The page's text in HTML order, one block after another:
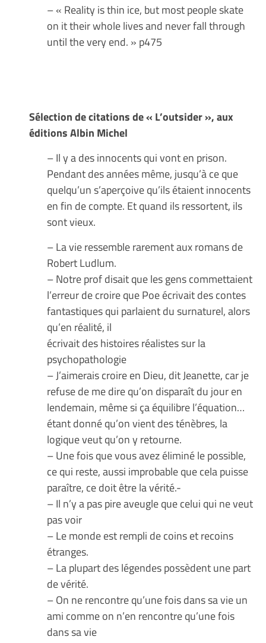
– « Reality is thin ice, but most people skate
on it their whole lives and never fall through
until the very end. » p475
Sélection de citations de « L’outsider », aux
éditions Albin Michel
– Il y a des innocents qui vont en prison.
Pendant des années même, jusqu’à ce que
quelqu’un s’aperçoive qu’ils étaient innocents
en fin de compte. Et quand ils ressortent, ils
sont vieux.
– La vie ressemble rarement aux romans de
Robert Ludlum.
– Notre prof disait que les gens commettaient
l’erreur de croire que Poe écrivait des contes
fantastiques qui parlaient du surnaturel, alors
qu’en réalité, il
écrivait des histoires réalistes sur la
psychopathologie
– J’aimerais croire en Dieu, dit Jeanette, car je
refuse de me dire qu’on disparaît du jour en
lendemain, même si ça équilibre l’équation…
étant donné qu’on vient des ténèbres, la
logique veut qu’on y retourne.
– Une fois que vous avez éliminé le possible,
ce qui reste, aussi improbable que cela puisse
paraître, ce doit être la vérité.-
– Il n’y a pas pire aveugle que celui qui ne veut
pas voir
– Le monde est rempli de coins et recoins
étranges.
– La plupart des légendes possèdent une part
de vérité.
– On ne rencontre qu’une fois dans sa vie un
ami comme on n’en rencontre qu’une fois
dans sa vie